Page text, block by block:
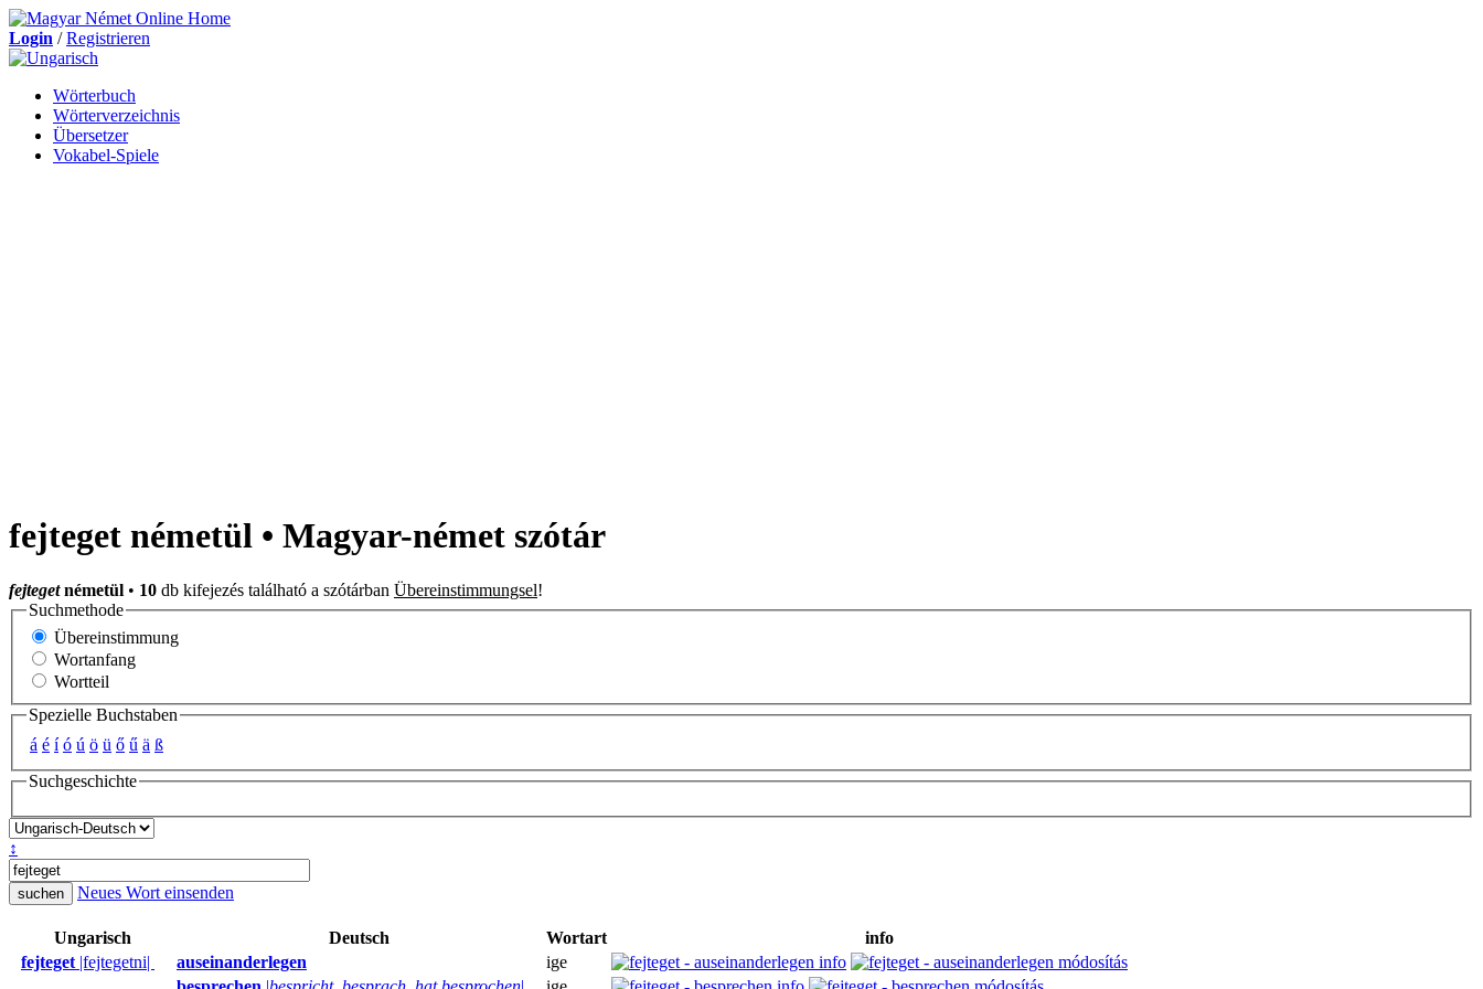
Login /Registrieren
Wörterbuch
Wörterverzeichnis
Übersetzer
Vokabel-Spiele
fejteget németül • Magyar-német szótár
fejtegetnémetül • 10 db kifejezés található a szótárban Übereinstimmungsel!
Suchmethode
Übereinstimmung
Wortanfang
Wortteil
Spezielle Buchstaben
á é í ó ú ö ü ő ű ä ß
Suchgeschichte
↕
Neues Wort einsenden
Ungarisch Deutsch Wortart
info
fejteget |fejtegetni| auseinanderlegen
ige